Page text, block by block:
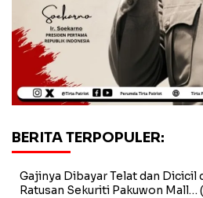
BERITA TERPOPULER:
Gajinya Dibayar Telat dan Dicicil
Ratusan Sekuriti Pakuwon Mall…